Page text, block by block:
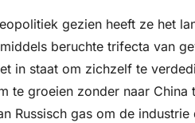
gezien heeft ze het
beruchte trifecta van
in staat om zichzelf te
te groeien zonder naar China
Russisch gas om de